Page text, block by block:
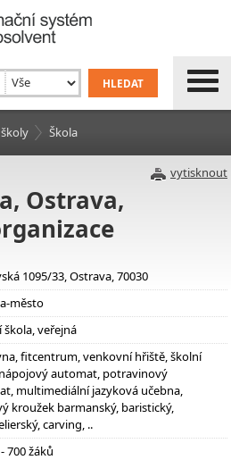
Škola
vytisknout
Ostrava,
1095/33, Ostrava, 70030
město
škola, veřejná
fitcentrum, venkovní hřiště, školní
automat, potravinový
multimediální jazyková učebna,
kroužek barmanský, baristický,
carving, ..
700 žáků